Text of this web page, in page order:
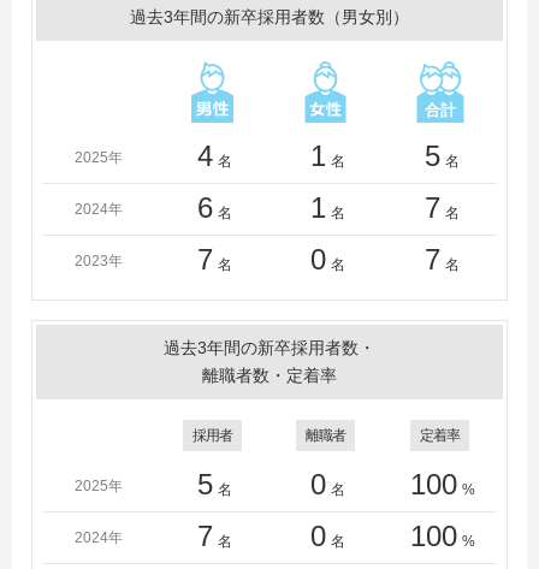
過去3年間の新卒採用者数（男女別）
2025年 4 名 1 名 5 名
2024年 6 名 1 名 7 名
2023年 7 名 0 名 7 名
過去3年間の新卒採用者数・
離職者数・定着率
採用者 離職者 定着率
2025年 5 名 0 名 100 %
2024年 7 名 0 名 100 %